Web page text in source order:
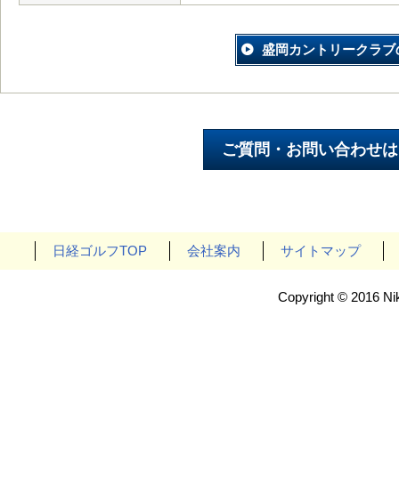
盛岡カントリークラ
日経ゴルフTOP 会社案内 サイトマップ
Copyright © 2016